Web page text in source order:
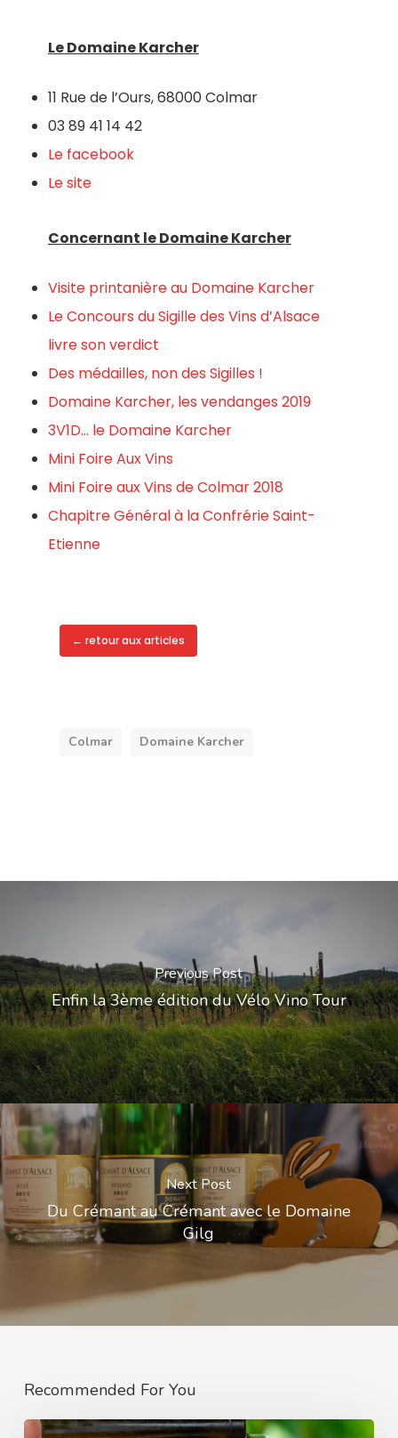
Le Domaine Karcher
11 Rue de l’Ours, 68000 Colmar
03 89 41 14 42
Le facebook
Le site
Concernant le Domaine Karcher
Visite printanière au Domaine Karcher
Le Concours du Sigille des Vins d’Alsace
livre son verdict
Des médailles, non des Sigilles !
Domaine Karcher, les vendanges 2019
3V1D… le Domaine Karcher
Mini Foire Aux Vins
Mini Foire aux Vins de Colmar 2018
Chapitre Général à la Confrérie Saint-
Etienne
← retour aux articles
Colmar Domaine Karcher
Previous Post
Enfin la 3ème édition du Vélo Vino Tour
Next Post
Du Crémant au Crémant avec le Domaine
Gilg
Recommended For You
La